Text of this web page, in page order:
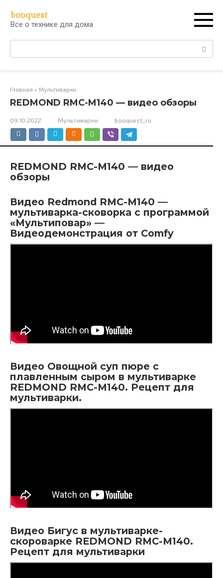
контенту
booquest
Все о технике для дома
Поиск:
Главная » Мультиварки
REDMOND RMC-M140 — видео обзоры
09.10.2022 Мультиварки booquest_ru
REDMOND RMC-M140 — видео
обзоры
Видео Redmond RMC-M140 —
мультиварка-сковорка с программой
«Мультиповар» —
Видеодемонстрация от Comfy
Видео Овощной суп пюре с
плавленным сыром в мультиварке
REDMOND RMC-M140. Рецепт для
мультиварки.
Видео Бигус в мультиварке-
скороварке REDMOND RMC-M140.
Рецепт для мультиварки